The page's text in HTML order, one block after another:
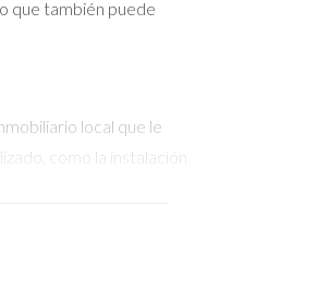
que también puede
local que le
como la instalación
hicieron toda la